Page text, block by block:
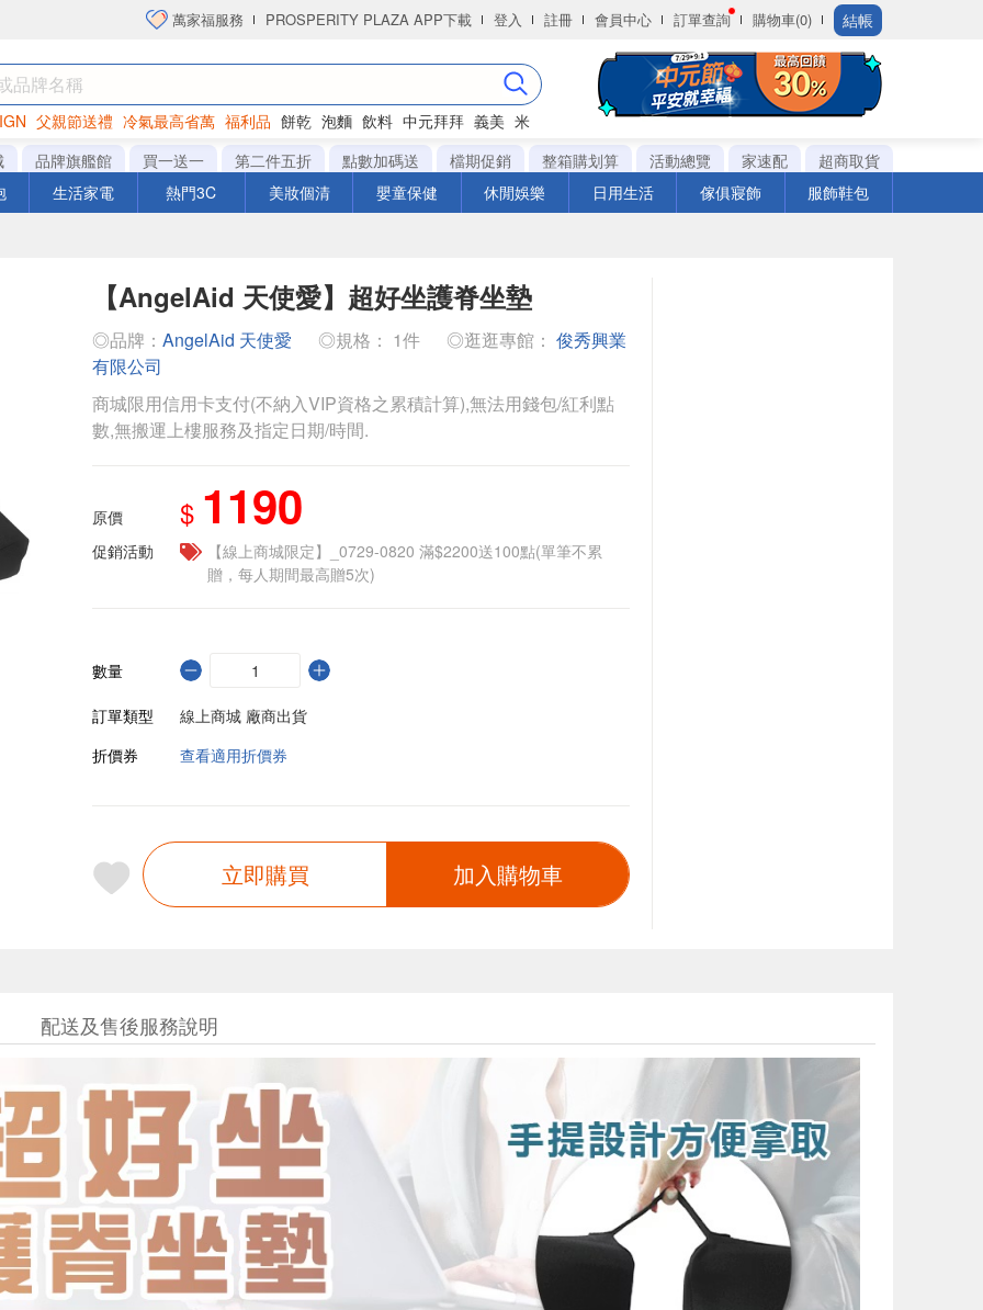
萬家福服務 PROSPERITY PLAZA APP下載 登入 註冊 會員中心 訂單查詢 購物車(0) 結帳
父親節送禮 冷氣最高省萬 福利品 餅乾 泡麵 飲料 中元拜拜 義美 米
洋芋片
品牌旗艦館 買一送一 第二件五折 點數加碼送 檔期促銷 整箱購划算 活動總覽 家速配
超商取貨
生活家電 熱門3C 美妝個清 嬰童保健 休閒娛樂 日用生活 傢俱寢飾 服飾鞋包
【AngelAid 天使愛】超好坐護脊坐墊
◎品牌： AngelAid 天使愛 ◎規格： 1件 ◎逛逛專館： 俊秀興業
有限公司
商城限用信用卡支付(不納入VIP資格之累積計算),無法用錢包/紅利點
數,無搬運上樓服務及指定日期/時間.
原價 $ 1190
促銷活動
【線上商城限定】_0729-0820 滿$2200送100點(單筆不累
贈，每人期間最高贈5次)
數量
訂單類型
線上商城 廠商出貨
折價券
查看適用折價券
立即購買 加入購物車
配送及售後服務說明